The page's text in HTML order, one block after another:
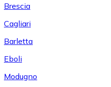
Brescia
Cagliari
Barletta
Eboli
Modugno